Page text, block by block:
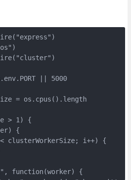
|| 5000
= os.cpus().length
> 1) {
{
clusterWorkerSize; i++) {
function(worker) {